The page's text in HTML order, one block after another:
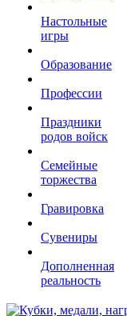
Настольные
игры
Образование
Профессии
Праздники
родов войск
Семейные
торжества
Гравировка
Сувениры
Дополненная
реальность